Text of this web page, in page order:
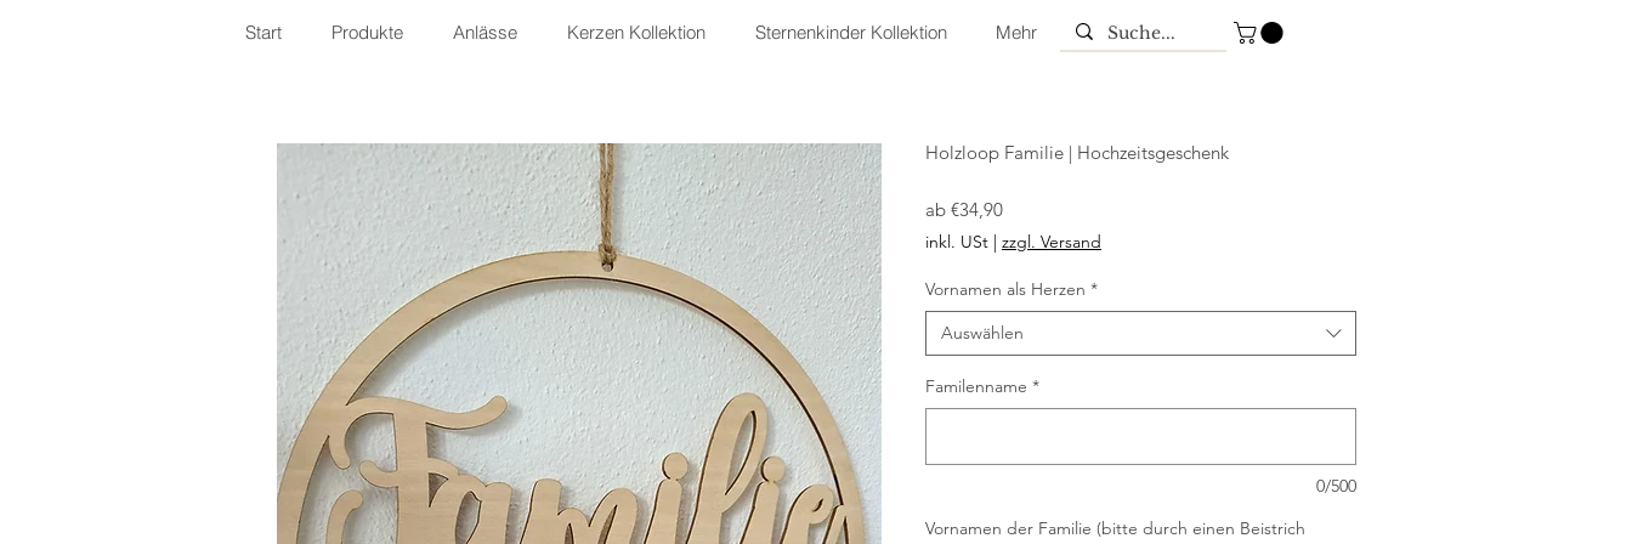
Start Produkte Anlässe Kerzen Kollektion Sternenkinder Kollektion Mehr
Holzloop Familie | Hochzeitsgeschenk
ab €34,90Sale-
Preis
inkl. USt zzgl. Versand
Vornamen als Herzen *
Auswählen
Familenname *
0/500
Vornamen der Familie (bitte durch einen Beistrich